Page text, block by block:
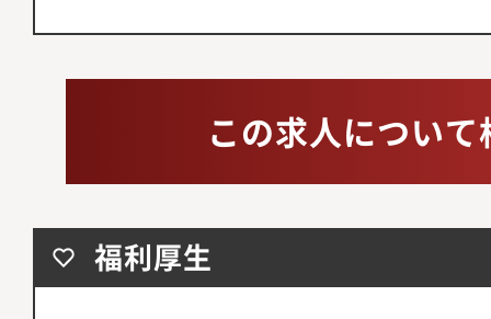
この求人につい
福利厚生